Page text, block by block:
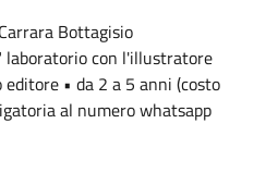
Bottagisio
laboratorio con l'illustratore
• da 2 a 5 anni (costo
al numero whatsapp